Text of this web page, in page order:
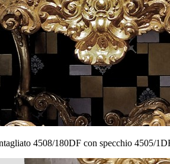
4508/180DF con specchio 4505/